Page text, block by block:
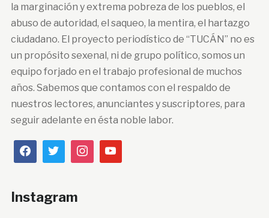
la marginación y extrema pobreza de los pueblos, el
abuso de autoridad, el saqueo, la mentira, el hartazgo
ciudadano. El proyecto periodístico de “TUCÁN” no es
un propósito sexenal, ni de grupo político, somos un
equipo forjado en el trabajo profesional de muchos
años. Sabemos que contamos con el respaldo de
nuestros lectores, anunciantes y suscriptores, para
seguir adelante en ésta noble labor.
Instagram